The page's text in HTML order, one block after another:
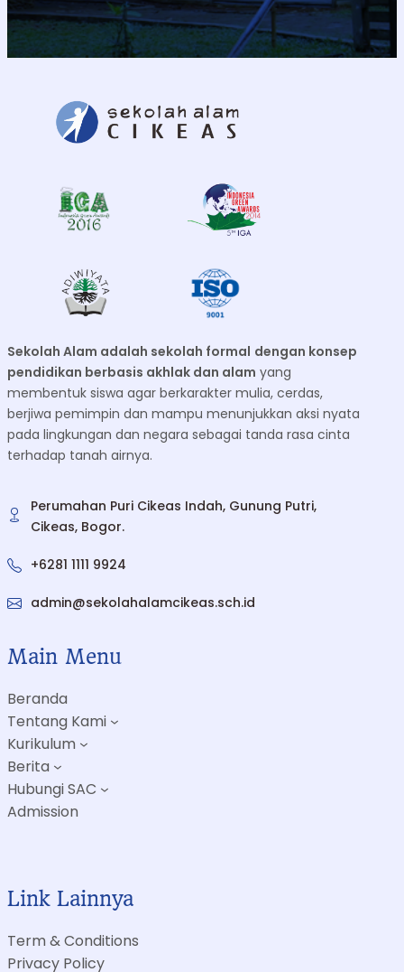
Sekolah Alam adalah sekolah formal dengan konsep
pendidikan berbasis akhlak dan alam yang
membentuk siswa agar berkarakter mulia, cerdas,
berjiwa pemimpin dan mampu menunjukkan aksi nyata
pada lingkungan dan negara sebagai tanda rasa cinta
terhadap tanah airnya.
Perumahan Puri Cikeas Indah, Gunung Putri,
Cikeas, Bogor.
+6281 1111 9924
admin@sekolahalamcikeas.sch.id
Main Menu
Beranda
Tentang Kami
Kurikulum
Berita
Hubungi SAC
Admission
Link Lainnya
Term & Conditions
Privacy Policy